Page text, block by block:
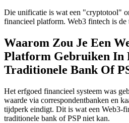
Die unificatie is wat een "cryptotool"
financieel platform. Web3 fintech is de
Waarom Zou Je Een
Platform Gebruiken In
Traditionele Bank Of
Het erfgoed financieel systeem was
waarde via correspondentbanken en
tijdperk eindigt. Dit is wat een Web3-
traditionele bank of PSP niet kan.